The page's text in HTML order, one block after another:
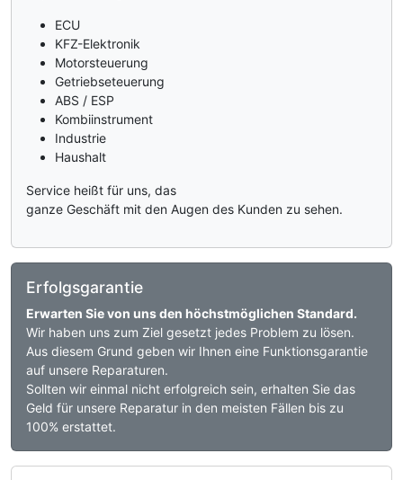
ECU
KFZ-Elektronik
Motorsteuerung
Getriebseteuerung
ABS / ESP
Kombiinstrument
Industrie
Haushalt
Service heißt für uns, das
ganze Geschäft mit den Augen des Kunden zu sehen.
Erfolgsgarantie
Erwarten Sie von uns den höchstmöglichen Standard.
Wir haben uns zum Ziel gesetzt jedes Problem zu lösen.
Aus diesem Grund geben wir Ihnen eine Funktionsgarantie
auf unsere Reparaturen.
Sollten wir einmal nicht erfolgreich sein, erhalten Sie das
Geld für unsere Reparatur in den meisten Fällen bis zu
100% erstattet.